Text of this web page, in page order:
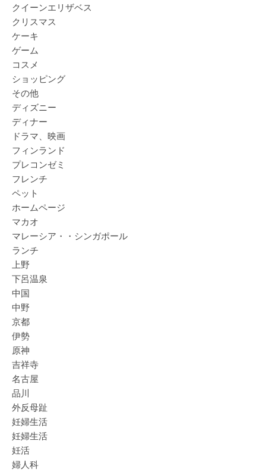
クイーンエリザベス
クリスマス
ケーキ
ゲーム
コスメ
ショッピング
その他
ディズニー
ディナー
ドラマ、映画
フィンランド
プレコンゼミ
フレンチ
ペット
ホームページ
マカオ
マレーシア・・シンガポール
ランチ
上野
下呂温泉
中国
中野
京都
伊勢
原神
吉祥寺
名古屋
品川
外反母趾
妊婦生活
妊婦生活
妊活
婦人科